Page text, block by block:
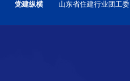
党建纵横 山东省住建行业团工委